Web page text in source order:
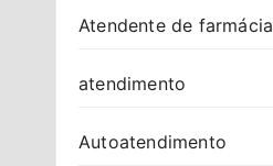
Atendente de farmácia
atendimento
Autoatendimento